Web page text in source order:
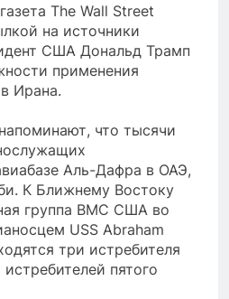
The Wall Street
на источники
США Дональд Трамп
применения
Ирана.
что тысячи
Аль-Дафра в ОАЭ,
К Ближнему Востоку
группа ВМС США во
USS Abraham
три истребителя
пятого